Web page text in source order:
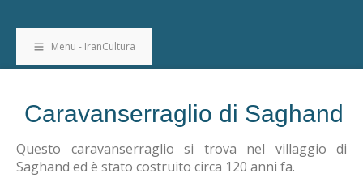
Menu - IranCultura
Caravanserraglio di Saghand
Questo caravanserraglio si trova nel villaggio di
Saghand ed è stato costruito circa 120 anni fa.